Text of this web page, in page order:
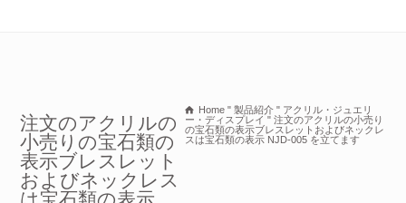
注文のアクリルの
小売りの宝石類の
表示ブレスレット
およびネックレス
Home " 製品紹介 " アクリル・ジュエリ
ー・ディスプレイ " 注文のアクリルの小売り
の宝石類の表示ブレスレットおよびネックレ
スは宝石類の表示 NJD-005 を立てます